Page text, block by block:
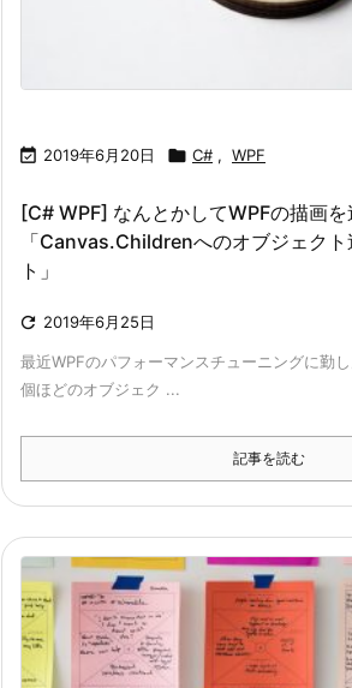
 2019年6月20日  C# , WPF
[C# WPF] なんとかしてWPFの描画を
「Canvas.Childrenへのオブジェク
ト」
 2019年6月25日
最近WPFのパフォーマンスチューニングに勤
個ほどのオブジェク ...
記事を読む